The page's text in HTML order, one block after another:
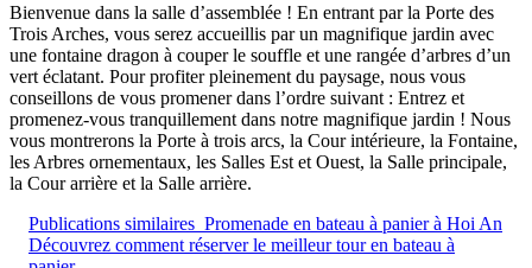
Bienvenue dans la salle d’assemblée ! En entrant par la Porte des
Trois Arches, vous serez accueillis par un magnifique jardin avec
une fontaine dragon à couper le souffle et une rangée d’arbres d’un
vert éclatant. Pour profiter pleinement du paysage, nous vous
conseillons de vous promener dans l’ordre suivant : Entrez et
promenez-vous tranquillement dans notre magnifique jardin ! Nous
vous montrerons la Porte à trois arcs, la Cour intérieure, la Fontaine,
les Arbres ornementaux, les Salles Est et Ouest, la Salle principale,
la Cour arrière et la Salle arrière.
Publications similaires Promenade en bateau à panier à Hoi An
Découvrez comment réserver le meilleur tour en bateau à